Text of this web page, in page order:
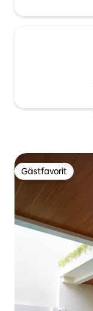
Gästfavorit
Gästfavorit